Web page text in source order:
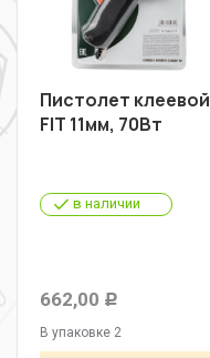
Пистолет клеевой
FIT 11мм, 70Вт
в наличии
662,00 Р
В упаковке 2